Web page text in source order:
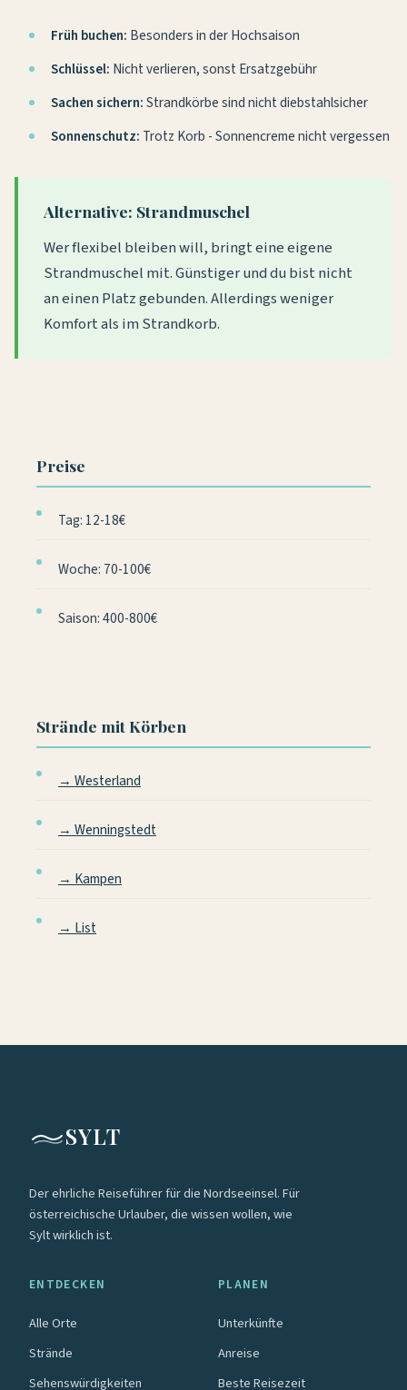
Früh buchen: Besonders in der Hochsaison
Schlüssel: Nicht verlieren, sonst Ersatzgebühr
Sachen sichern:Strandkörbe sind nicht diebstahlsicher
Sonnenschutz: Trotz Korb - Sonnencreme nicht vergessen
Alternative: Strandmuschel
Wer flexibel bleiben will, bringt eine eigene
Strandmuschel mit. Günstiger und du bist nicht
an einen Platz gebunden. Allerdings weniger
Komfort als im Strandkorb.
Preise
Tag: 12-18€
Woche: 70-100€
Saison: 400-800€
Strände mit Körben
→ Westerland
→ Wenningstedt
→ Kampen
→ List
SYLT
Der ehrliche Reiseführer für die Nordseeinsel. Für
österreichische Urlauber, die wissen wollen, wie
Sylt wirklich ist.
ENTDECKEN
Alle Orte
Strände
Sehenswürdigkeiten
PLANEN
Unterkünfte
Anreise
Beste Reisezeit